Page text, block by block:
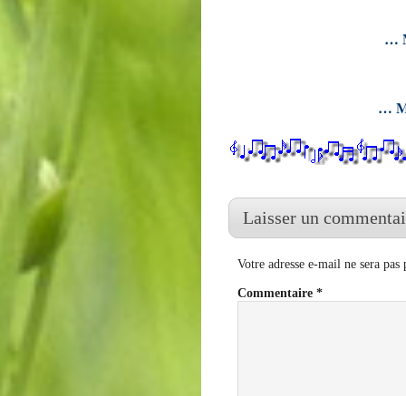
…
…
Laisser un
Votre adresse e-mail ne sera pas
Commentaire *